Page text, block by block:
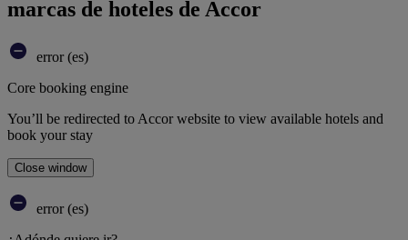
marcas de hoteles de Accor
error (es)
Core booking engine
You’ll be redirected to Accor website to view available hotels and
book your stay
Close window
error (es)